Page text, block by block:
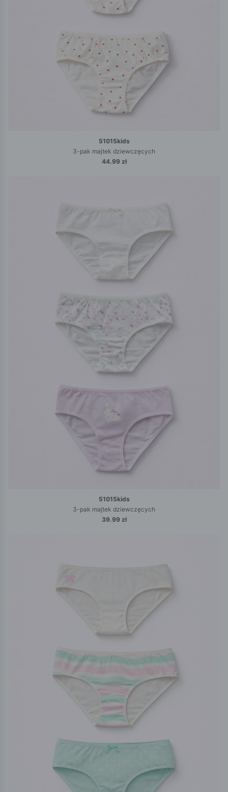
51015kids
3-pak majtek dziewczęcych
44.99 zł
51015kids
3-pak majtek dziewczęcych
39.99 zł